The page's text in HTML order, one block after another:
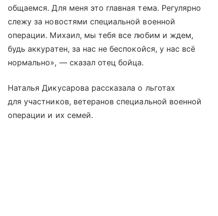
общаемся. Для меня это главная тема. Регулярно
слежу за новостями специальной военной
операции. Михаил, мы тебя все любим и ждем,
будь аккуратен, за нас не беспокойся, у нас всё
нормально», — сказал отец бойца.
Наталья Дикусарова рассказала о льготах
для участников, ветеранов специальной военной
операции и их семей.